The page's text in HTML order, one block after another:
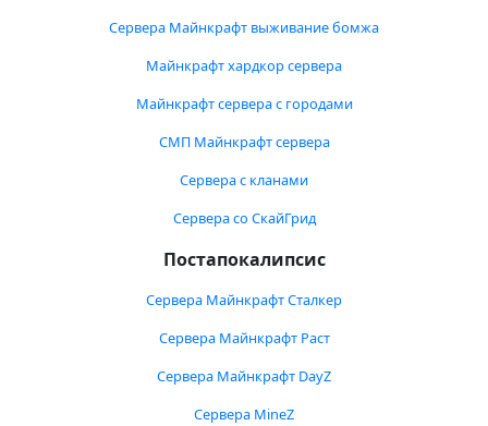
Сервера Майнкрафт выживание бомжа
Майнкрафт хардкор сервера
Майнкрафт сервера с городами
СМП Майнкрафт сервера
Сервера с кланами
Сервера со СкайГрид
Постапокалипсис
Сервера Майнкрафт Сталкер
Сервера Майнкрафт Раст
Сервера Майнкрафт DayZ
Сервера MineZ